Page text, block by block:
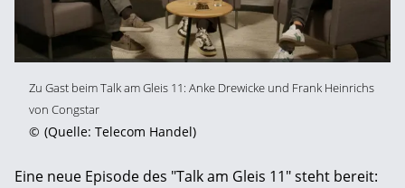
Zu Gast beim Talk am Gleis 11: Anke Drewicke und Frank Heinrichs
von Congstar
© (Quelle: Telecom Handel)
Eine neue Episode des "Talk am Gleis 11" steht bereit: